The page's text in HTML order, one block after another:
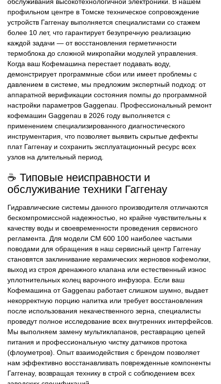
обслуживания высокотехнологичной электроники. В нашем
профильном центре в Томске техническое сопровождение
устройств Гаггенау выполняется специалистами со стажем
более 10 лет, что гарантирует безупречную реализацию
каждой задачи — от восстановления герметичности
термоблока до сложной микропайки модулей управления.
Когда ваш Кофемашина перестает подавать воду,
демонстрирует программные сбои или имеет проблемы с
давлением в системе, мы предложим экспертный подход: от
аппаратной верификации состояния помпы до программной
настройки параметров Gaggenau. Профессиональный ремонт
кофемашин Gaggenau в 2026 году выполняется с
применением специализированного диагностического
инструментария, что позволяет выявить скрытые дефекты
плат Гаггенау и сохранить эксплуатационный ресурс всех
узлов на длительный период.
☕ Типовые неисправности и
обслуживание техники Гаггенау
Гидравлические системы данного производителя отличаются
бескомпромиссной надежностью, но крайне чувствительны к
качеству воды и своевременности проведения сервисного
регламента. Для модели CM 600 100 наиболее частыми
поводами для обращения в наш сервисный центр Гаггенау
становятся заклинивание керамических жерновов кофемолки,
выход из строя дренажного клапана или естественный износ
уплотнительных колец варочного инфузора. Если ваш
Кофемашина от Gaggenau работает слишком шумно, выдает
некорректную порцию напитка или требует восстановления
после использования некачественного зерна, специалисты
проведут полное исследование всех внутренних интерфейсов.
Мы выполняем замену мультиклапанов, реставрацию цепей
питания и профессиональную чистку датчиков протока
(флоуметров). Опыт взаимодействия с брендом позволяет
нам эффективно восстанавливать поврежденные компоненты
Гаггенау, возвращая технику в строй с соблюдением всех